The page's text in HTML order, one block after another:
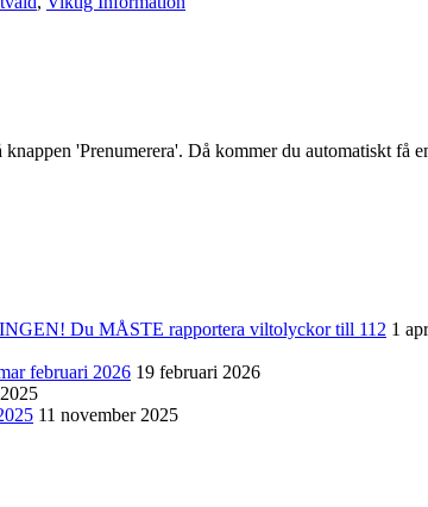
'Prenumerera'. Då kommer du automatiskt få
Du MÅSTE rapportera viltolyckor till 112 1
februari 2026 19 februari 2026
11 november 2025